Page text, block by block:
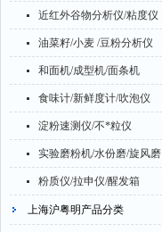
近红外谷物分析仪/粘度仪
油菜籽/小麦 /豆粉分析仪
和面机/成型机/面条机
食味计/新鲜度计/吹泡仪
淀粉速测仪/不*粒仪
实验磨粉机/水份磨/旋风磨
粉质仪/拉申仪/醒发箱
上海沪粤明产品分类